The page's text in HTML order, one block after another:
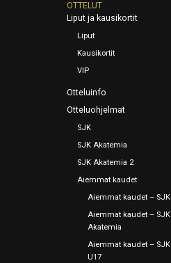
OTTELUT
Liput ja kausikortit
Liput
Kausikortit
VIP
Otteluinfo
Otteluohjelmat
SJK
SJK Akatemia
SJK Akatemia 2
Aiemmat kaudet
Aiemmat kaudet – SJK
Aiemmat kaudet – SJK
Akatemia
Aiemmat kaudet – SJK
U17